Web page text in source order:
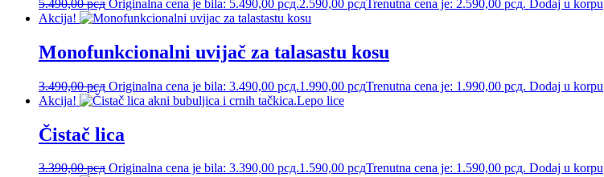
5.490,00рсд Originalna cena je bila: 5.490,00 рсд.2.590,00 рсдTrenutna cena je: 2.590,00 рсд. Dodaj u korpu
Akcija!
Monofunkcionalni uvijač za talasastu kosu
3.490,00рсд Originalna cena je bila: 3.490,00 рсд.1.990,00 рсдTrenutna cena je: 1.990,00 рсд. Dodaj u korpu
Akcija!
Čistač lica
3.390,00рсд Originalna cena je bila: 3.390,00 рсд.1.590,00 рсдTrenutna cena je: 1.590,00 рсд. Dodaj u korpu